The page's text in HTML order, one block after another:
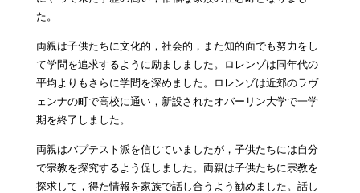
た。
両親は子供たちに文化的，社会的，また知的面でも努力をし
て学問を追求するように励ましました。ロレンゾは同年代の
平均よりもさらに学問を深めました。ロレンゾは近郊のラヴ
ェンナの町で高校に通い，新設されたオバーリン大学で一学
期を終了しました。
両親はバプテスト派を信じていましたが，子供たちには自分
で宗教を探究するよう促しました。両親は子供たちに宗教を
探求して，得た情報を家族で話し合うよう勧めました。話し